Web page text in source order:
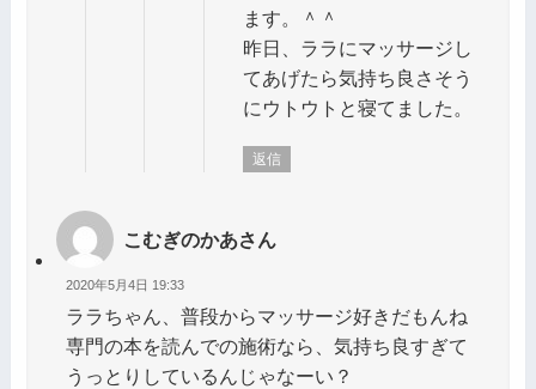
ます。＾＾
昨日、ララにマッサージし
てあげたら気持ち良さそう
にウトウトと寝てました。
返信
こむぎのかあさん
2020年5月4日 19:33
ララちゃん、普段からマッサージ好きだもんね
専門の本を読んでの施術なら、気持ち良すぎて
うっとりしているんじゃなーい？